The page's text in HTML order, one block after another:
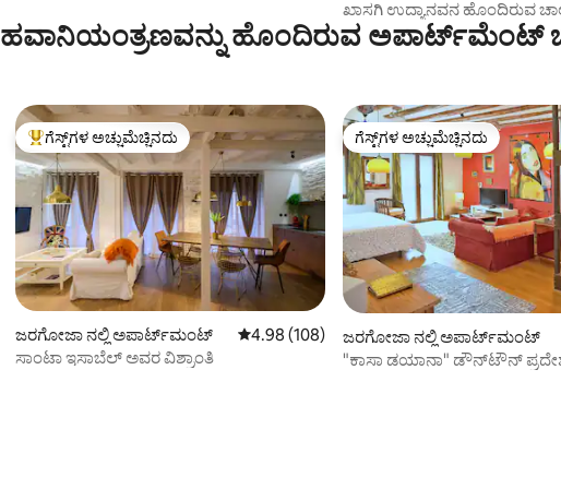
ಖಾಸಗಿ ಉದ್ಯಾನವನ ಹೊಂದಿರುವ
ಹವಾನಿಯಂತ್ರಣವನ್ನು ಹೊಂದಿರುವ ಅಪಾರ್ಟ್‌ಮೆಂಟ್‌
ಗೆಸ್ಟ್‌ಗಳಿಗೆ ಅತಿ ಹೆಚ್ಚು ಅಚ್ಚುಮೆಚ್ಚಿನದು
ಗೆಸ್ಟ್‌ಗಳ ಅಚ್ಚುಮೆಚ್ಚಿನದು
ಜರಗೋಜಾ ನಲ್ಲಿ ಅಪಾರ್ಟ್‌ಮಂಟ್ 5 ರಲ್ಲಿ 4.98 ಸರಾಸರಿ ರೇಟಿಂಗ್, 108 ವಿಮರ್ಶೆಗಳು
4.98 (108)
ಸಾಂಟಾ ಇಸಾಬೆಲ್ ಅವರ ವಿಶ್ರಾಂತಿ
ಗೆಸ್ಟ್‌ಗಳ ಅಚ್ಚುಮೆಚ್ಚಿನದು
ಗೆಸ್ಟ್‌ಗಳ ಅಚ್ಚುಮೆಚ್ಚಿನದು
ಜರಗೋಜಾ ನಲ್ಲಿ ಅಪಾರ್ಟ್‌ಮಂಟ್
"ಕಾಸಾ ಡಯಾನಾ" ಡೌನ್‌ಟೌನ್